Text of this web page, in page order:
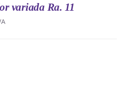
variada Ra. 11